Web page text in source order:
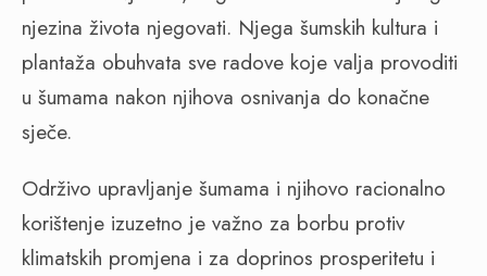
njezina života njegovati. Njega šumskih kultura i
plantaža obuhvata sve radove koje valja provoditi
u šumama nakon njihova osnivanja do konačne
sječe.
Održivo upravljanje šumama i njihovo racionalno
korištenje izuzetno je važno za borbu protiv
klimatskih promjena i za doprinos prosperitetu i